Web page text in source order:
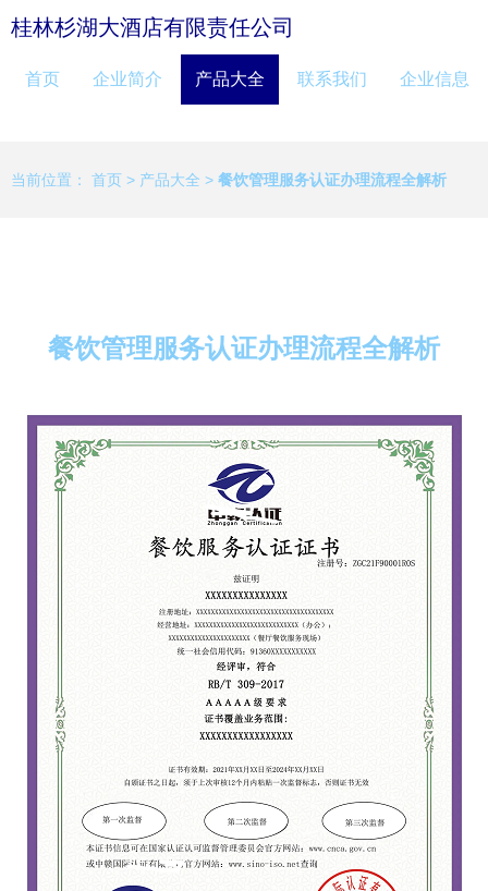
桂林杉湖大酒店有限责任公司
首页 企业简介 产品大全 联系我们 企业信息
当前位置： 首页 > 产品大全 > 餐饮管理服务认证办理流程全解析
餐饮管理服务认证办理流程全解析